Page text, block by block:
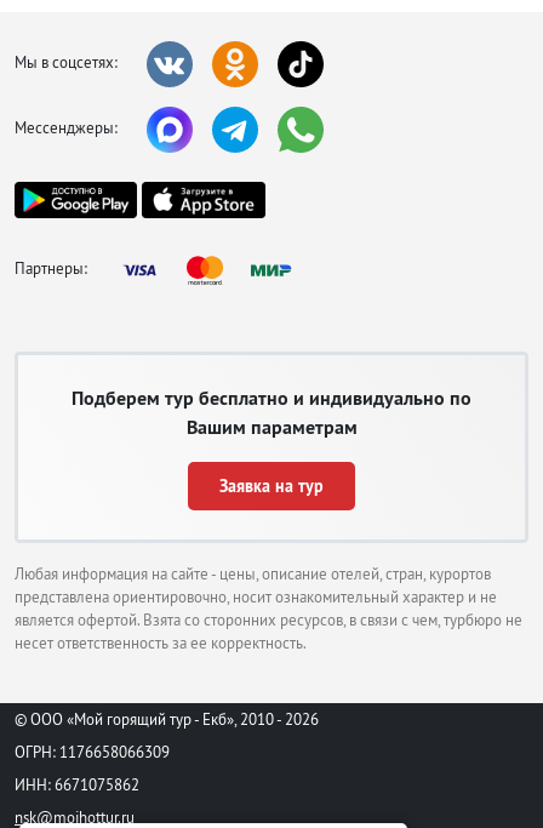
Мы в соцсетях:
Мессенджеры:
Партнеры:
Подберем тур бесплатно и индивидуально по
Вашим параметрам
Заявка на тур
Любая информация на сайте - цены, описание отелей, стран, курортов
представлена ориентировочно, носит ознакомительный характер и не
является офертой. Взята со сторонних ресурсов, в связи с чем, турбюро не
несет ответственность за ее корректность.
© ООО «Мой горящий тур - Екб», 2010 - 2026
ОГРН: 1176658066309
ИНН: 6671075862
nsk@moihottur.ru